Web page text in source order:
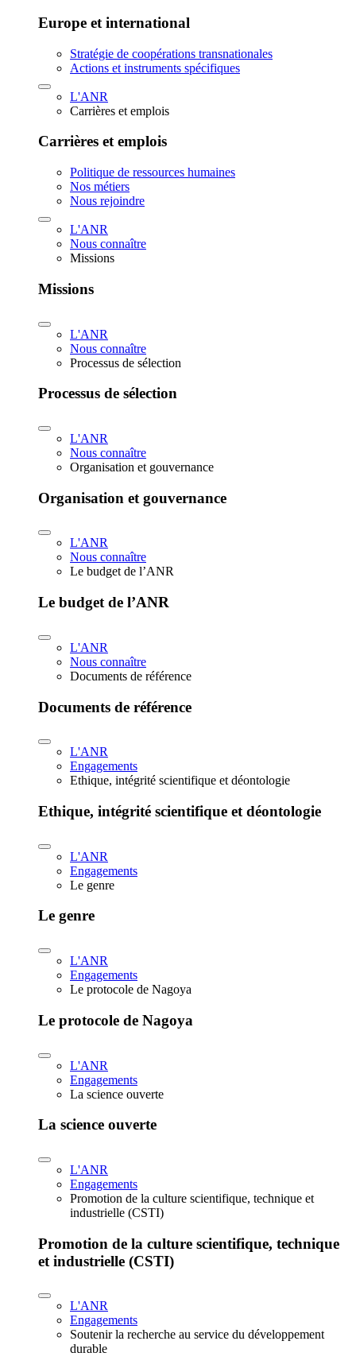
Europe et international
Stratégie de coopérations transnationales
Actions et instruments spécifiques
L'ANR
Carrières et emplois
Carrières et emplois
Politique de ressources humaines
Nos métiers
Nous rejoindre
L'ANR
Nous connaître
Missions
Missions
L'ANR
Nous connaître
Processus de sélection
Processus de sélection
L'ANR
Nous connaître
Organisation et gouvernance
Organisation et gouvernance
L'ANR
Nous connaître
Le budget de l’ANR
Le budget de l’ANR
L'ANR
Nous connaître
Documents de référence
Documents de référence
L'ANR
Engagements
Ethique, intégrité scientifique et déontologie
Ethique, intégrité scientifique et déontologie
L'ANR
Engagements
Le genre
Le genre
L'ANR
Engagements
Le protocole de Nagoya
Le protocole de Nagoya
L'ANR
Engagements
La science ouverte
La science ouverte
L'ANR
Engagements
Promotion de la culture scientifique, technique et
industrielle (CSTI)
Promotion de la culture scientifique, technique
et industrielle (CSTI)
L'ANR
Engagements
Soutenir la recherche au service du développement
durable